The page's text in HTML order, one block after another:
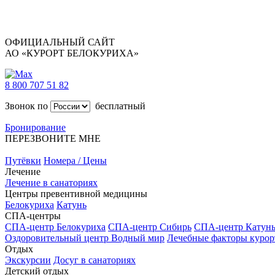
ОФИЦИАЛЬНЫЙ САЙТ
АО «КУРОРТ БЕЛОКУРИХА»
8 800 707 51 82
Звонок по
бесплатный
Бронирование
ПЕРЕЗВОНИТЕ МНЕ
Путёвки Номера / Цены
Лечение
Лечение в санаториях
Центры превентивной медицины
Белокуриха Катунь
СПА-центры
СПА-центр Белокуриха СПА-центр Сибирь СПА-центр Катунь
Оздоровительный центр Водный мир Лечебные факторы
Отдых
Экскурсии Досуг в санаториях
Детский отдых